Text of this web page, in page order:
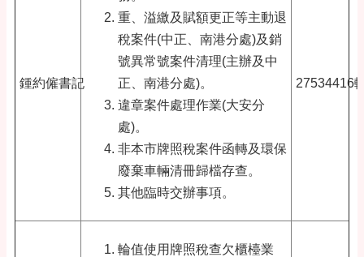
鍾約僱書記
重、溢繳及賦額更正等主動退
稅案件(中正、南港分處)及銷
號異常號案件清理(主辦及中
正、南港分處)。
違章案件處理作業(大安分
處)。
非本市牌照稅案件函轉及環保
廢棄車輛清冊歸檔存查。
其他臨時交辦事項。
27534416
輪值使用牌照稅查欠櫃檯業